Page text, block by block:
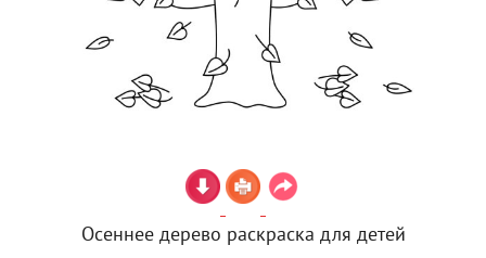
Осеннее дерево раскраска для детей